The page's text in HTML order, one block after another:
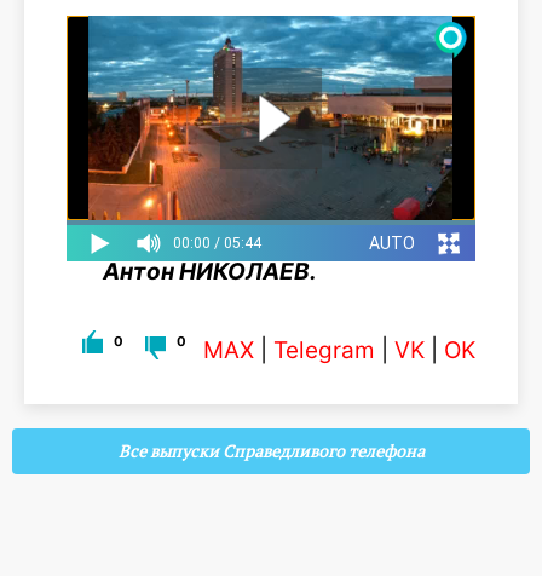
Антон НИКОЛАЕВ.
0 0 MAX Telegram VK OK
Все выпуски Справедливого телефона